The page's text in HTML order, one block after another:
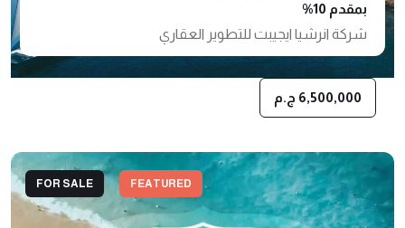
6,500,000 ج.م
بمقدم 10%
شركة انرشيا ايجيبت للتطوير العقاري
FEATURED
FOR SALE